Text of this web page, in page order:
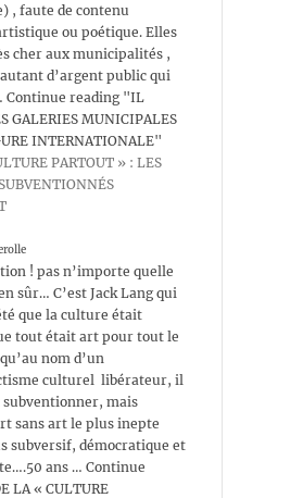
, faute de contenu
ou poétique. Elles
cher aux municipalités ,
d’argent public qui
Continue reading "IL
GALERIES MUNICIPALES
INTERNATIONALE"
PARTOUT » : LES
! pas n’importe quelle
sûr… C’est Jack Lang qui
que la culture était
tout était art pour tout le
nom d’un
culturel libérateur, il
mais
sans art le plus inepte
subversif, démocratique et
ans … Continue
LA « CULTURE